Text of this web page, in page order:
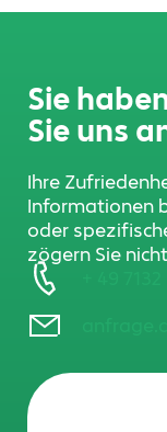
Sie
Sie uns
Ihre
Informationen
oder
zögern Sie